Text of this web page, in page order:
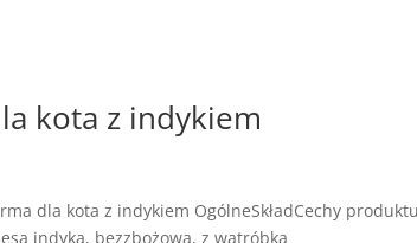
kota z indykiem
dla kota z indykiem OgólneSkładCechy
indyka, bezzbożowa, z wątróbką